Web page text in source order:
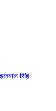
सिंह